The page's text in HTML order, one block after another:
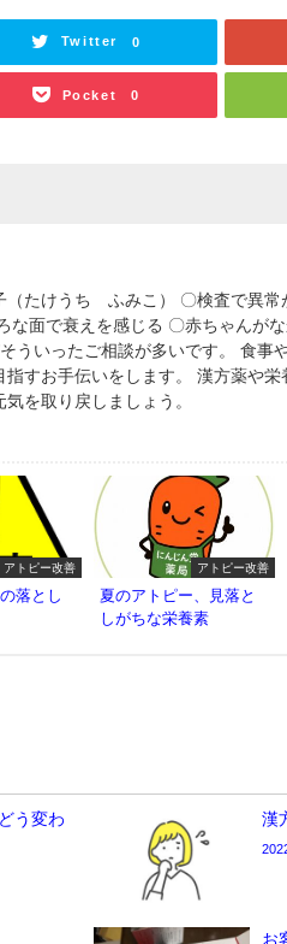
Twitter 0
Pocket 0
たけうち ふみこ） 〇検査で異常
な面で衰えを感じる 〇赤ちゃんが
ういったご相談が多いです。 食事
指すお手伝いをします。 漢方薬や栄
を取り戻しましょう。
アトピー改善
落とし
アトピー改善
夏のアトピー、見落と
しがちな栄養素
う変わ
漢
お